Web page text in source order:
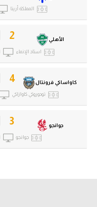
الوطن العربي
رياضة نسائية
أقسام خاصة
جوانجو 3
جوانجو
كاواساكي فرونتال 4
تودوروكي كاوازاكي
الأهلي 2
استاد الإنماء
المملكة أرينا